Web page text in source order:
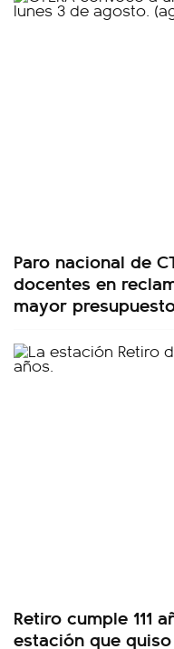
Paro nacional de
docentes en
mayor
Retiro cumple 111
estación que